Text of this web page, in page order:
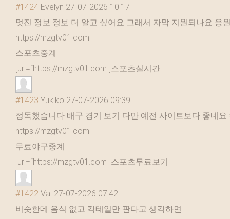
#1424 Evelyn 27-07-2026 10:17
멋진 정보 정보 더 알고 싶어요 그래서 자막 지원되나요 응
https://mzgtv01.com
스포츠중계
[url=“https://mzgtv01.com"]스포츠실시간
#1423 Yukiko 27-07-2026 09:39
정독했습니다 배구 경기 보기 다만 예전 사이트보다 좋네요
https://mzgtv01.com
무료야구중계
[url=“https://mzgtv01.com"]스포츠무료보기
#1422 Val 27-07-2026 07:42
비슷한데 음식 없고 칵테일만 판다고 생각하면